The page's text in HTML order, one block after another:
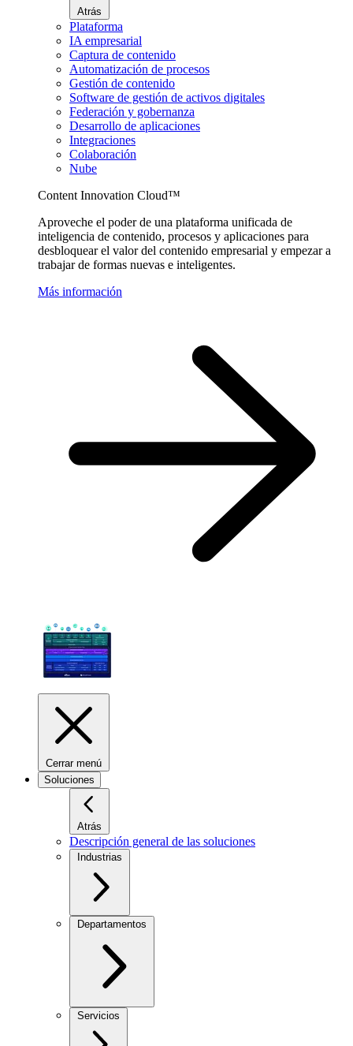
Atrás
Plataforma
IA empresarial
Captura de contenido
Automatización de procesos
Gestión de contenido
Software de gestión de activos digitales
Federación y gobernanza
Desarrollo de aplicaciones
Integraciones
Colaboración
Nube
Content Innovation Cloud™
Aproveche el poder de una plataforma unificada de
inteligencia de contenido, procesos y aplicaciones para
desbloquear el valor del contenido empresarial y empezar a
trabajar de formas nuevas e inteligentes.
Más información
Cerrar menú
Soluciones
Atrás
Descripción general de las soluciones
Industrias
Departamentos
Servicios